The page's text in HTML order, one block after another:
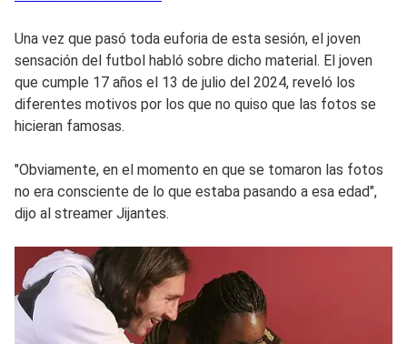
Una vez que pasó toda euforia de esta sesión, el joven
sensación del futbol habló sobre dicho material. El joven
que cumple 17 años el 13 de julio del 2024, reveló los
diferentes motivos por los que no quiso que las fotos se
hicieran famosas.
"Obviamente, en el momento en que se tomaron las fotos
no era consciente de lo que estaba pasando a esa edad",
dijo al streamer Jijantes.